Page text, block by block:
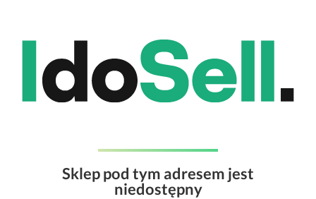
Sklep pod tym adresem jest
niedostępny